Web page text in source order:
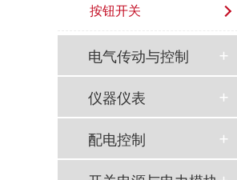
按钮开关
电气传动与控制
仪器仪表
配电控制